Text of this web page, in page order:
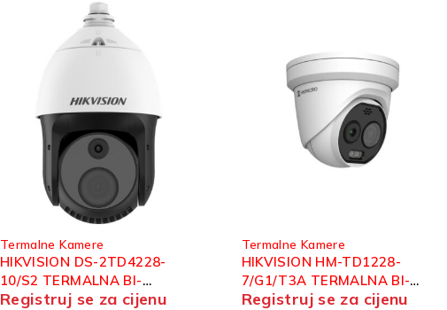
Termalne Kamere
HIKVISION HM-TD1228-
7/G1/T3A TERMALNA BI-
SPECTRUM IP TURRET
Registruj se za cijenu
Termalne Kamere
HIKVISION HM-TD2668T-
10/G1/T3Y TERMOGRAFSKA
BI-SPECTRUM BULLET
Registruj se za cijenu